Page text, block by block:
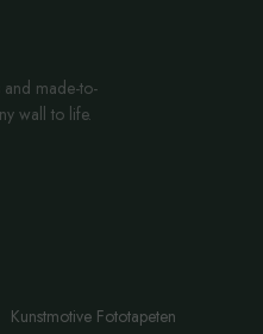
and made-to-
wall to life.
Kunstmotive Fototapeten